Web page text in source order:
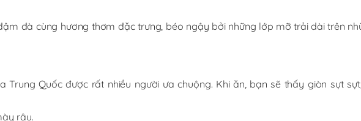
đà cùng hương thơm đặc trưng, béo ngậy bởi những lớp mỡ trải dài trên
Trung Quốc được rất nhiều người ưa chuộng. Khi ăn, bạn sẽ thấy giòn sựt
râu.